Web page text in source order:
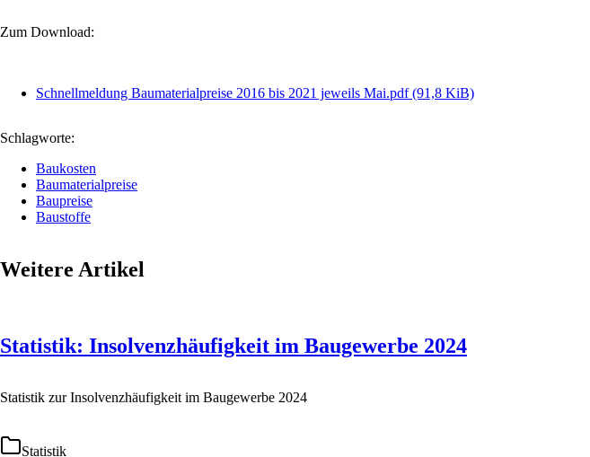
Zum Download:
Schnellmeldung Baumaterialpreise 2016 bis 2021 jeweils Mai.pdf(91,8 KiB)
Schlagworte:
Baukosten
Baumaterialpreise
Baupreise
Baustoffe
Weitere Artikel
Statistik: Insolvenzhäufigkeit im Baugewerbe 2024
Statistik zur Insolvenzhäufigkeit im Baugewerbe 2024
Statistik